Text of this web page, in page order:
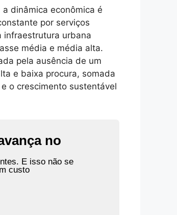
dinâmica econômica é
por serviços
infraestrutura urbana
média e média alta.
pela ausência de um
e baixa procura, somada
o crescimento sustentável
no
E isso não se
custo